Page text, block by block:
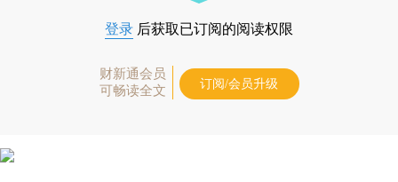
登录 后获取已订阅的阅读权限
财新通会员
可畅读全文
订阅/会员升级